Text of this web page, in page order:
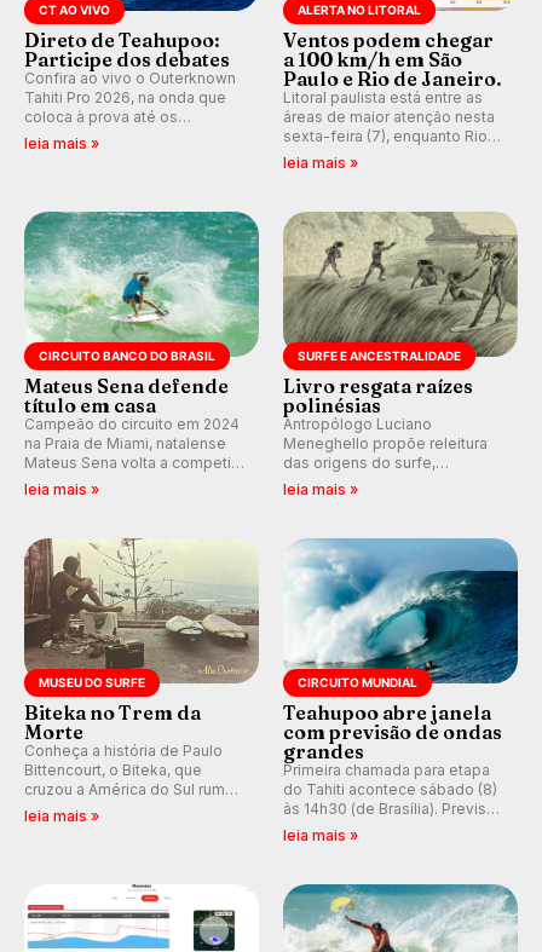
CT AO VIVO
Direto de Teahupoo:
Participe dos debates
Confira ao vivo o Outerknown
Tahiti Pro 2026, na onda que
coloca à prova até os
melhores surfistas do mundo.
leia mais »
ALERTA NO LITORAL
Ventos podem chegar
a 100 km/h em São
Paulo e Rio de Janeiro.
Litoral paulista está entre as
áreas de maior atenção nesta
sexta-feira (7), enquanto Rio
de Janeiro também recebe
km/h em Itanhaém.
leia mais »
CIRCUITO BANCO DO BRASIL
Mateus Sena defende
título em casa
Campeão do circuito em 2024
na Praia de Miami, natalense
Mateus Sena volta a competir
em casa em busca de manter a
leia mais »
SURFE E ANCESTRALIDADE
Livro resgata raízes
polinésias
Antropólogo Luciano
Meneghello propõe releitura
das origens do surfe,
resgatando a cultura polinésia
prática em esporte e indústria.
leia mais »
MUSEU DO SURFE
Biteka no Trem da
Morte
Conheça a história de Paulo
Bittencourt, o Biteka, que
cruzou a América do Sul rumo
ao Pacífico em uma jornada
leia mais »
CIRCUITO MUNDIAL
Teahupoo abre janela
com previsão de ondas
grandes
Primeira chamada para etapa
do Tahiti acontece sábado (8)
às 14h30 (de Brasília). Previsão
indica swell consistente.
Kelly Slater convidado.
leia mais »